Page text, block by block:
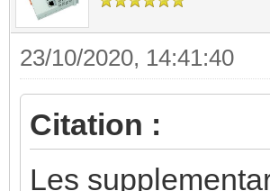
23/10/2020, 14:41:40
Citation :
Les